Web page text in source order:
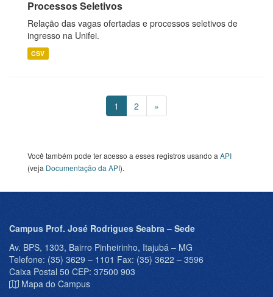
Processos Seletivos
Relação das vagas ofertadas e processos seletivos de
ingresso na Unifei.
CSV
1 2 »
Você também pode ter acesso a esses registros usando a API
(veja Documentação da API).
Campus Prof. José Rodrigues Seabra – Sede
Av. BPS, 1303, Bairro Pinheirinho, Itajubá – MG
Telefone: (35) 3629 – 1101 Fax: (35) 3622 – 3596
Caixa Postal 50 CEP: 37500 903
Mapa do Campus